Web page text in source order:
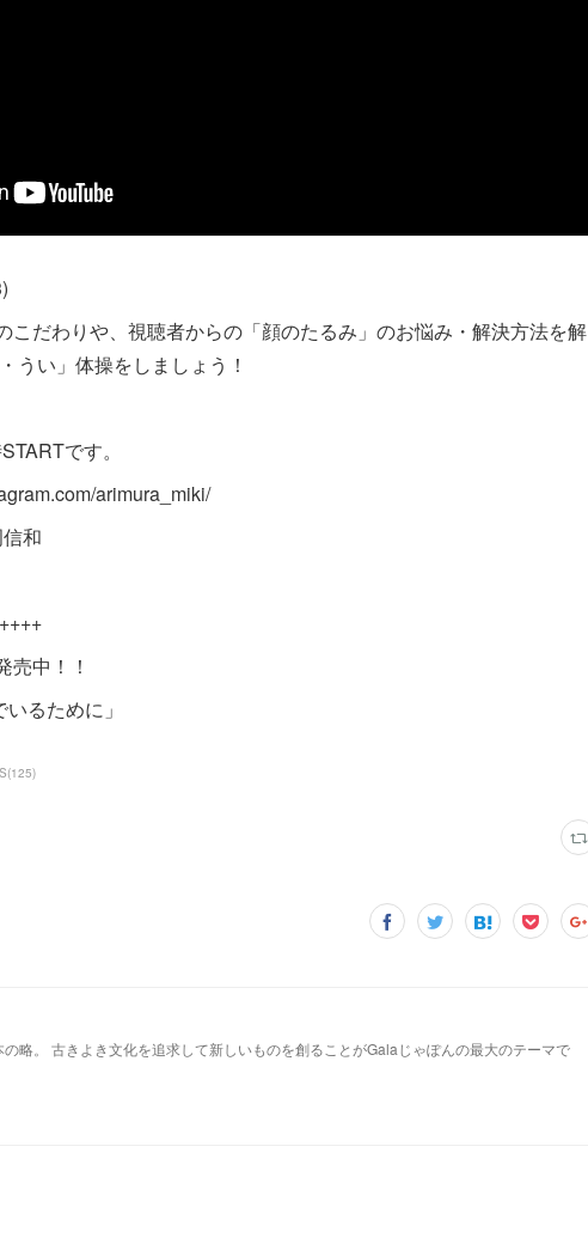
こだわりや、視聴者からの「顔のたるみ」のお悩み・解決方法を解
うい」体操をしましょう！
です。
arimura_miki/
和
売中！！
るために」
(125)
の略。 古きよき文化を追求して新しいものを創ることがGalaじゃぽんの最大のテーマで